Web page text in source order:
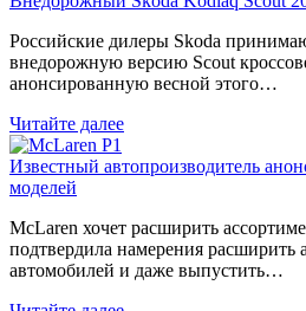
Российские дилеры Skoda
внедорожную версию Scout
анонсированную весной этого…
Читайте далее
Известный автопроизводитель
моделей
McLaren хочет расширить
подтвердила намерения расширить
автомобилей и даже выпустить…